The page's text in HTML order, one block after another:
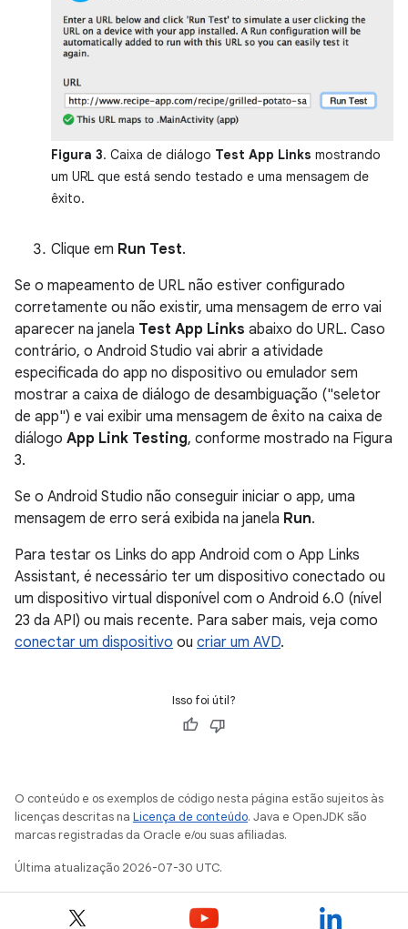
Figura 3. Caixa de diálogo Test App Links mostrando
um URL que está sendo testado e uma mensagem de
êxito.
Clique em Run Test.
Se o mapeamento de URL não estiver configurado
corretamente ou não existir, uma mensagem de erro vai
aparecer na janela Test App Links abaixo do URL. Caso
contrário, o Android Studio vai abrir a atividade
especificada do app no dispositivo ou emulador sem
mostrar a caixa de diálogo de desambiguação ("seletor
de app") e vai exibir uma mensagem de êxito na caixa de
diálogo App Link Testing, conforme mostrado na Figura
3.
Se o Android Studio não conseguir iniciar o app, uma
mensagem de erro será exibida na janela Run.
Para testar os Links do app Android com o App Links
Assistant, é necessário ter um dispositivo conectado ou
um dispositivo virtual disponível com o Android 6.0 (nível
23 da API) ou mais recente. Para saber mais, veja como
conectar um dispositivo ou criar um AVD.
Isso foi útil?
O conteúdo e os exemplos de código nesta página estão sujeitos às
licenças descritas na Licença de conteúdo. Java e OpenJDK são
marcas registradas da Oracle e/ou suas afiliadas.
Última atualização 2026-07-30 UTC.